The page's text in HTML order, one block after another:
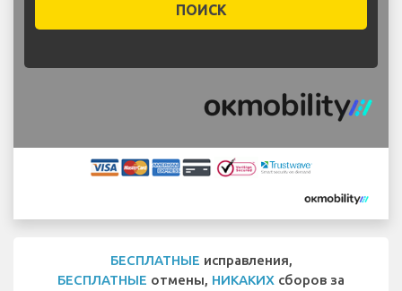
ПОИСК
БЕСПЛАТНЫЕ исправления,
БЕСПЛАТНЫЕ отмены, НИКАКИХ сборов за